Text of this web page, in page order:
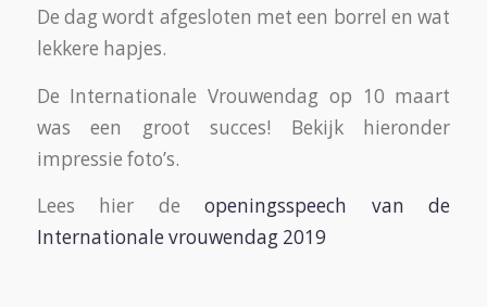
De dag wordt afgesloten met een borrel en wat
lekkere hapjes.
De Internationale Vrouwendag op 10 maart
was een groot succes! Bekijk hieronder
impressie foto’s.
Lees hier deopeningsspeech van de
Internationale vrouwendag 2019